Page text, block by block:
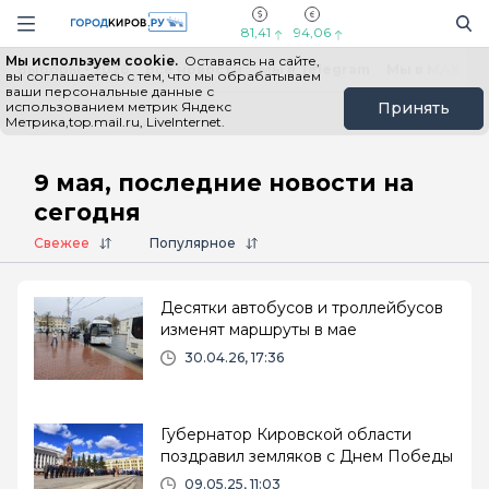
Навигация сайта
81,41 94,06
Мы используем cookie. Оставаясь на сайте,
вы соглашаетесь с тем, что мы обрабатываем
ваши персональные данные с
использованием метрик Яндекс
Метрика,top.mail.ru, LiveInternet.
Принять
Выборы - 2026 Все новости Мы в Telegram
Главная # 9 мая
9 мая, последние новости на
сегодня
Свежее Популярное
Десятки автобусов и троллейбусов
изменят маршруты в мае
30.04.26, 17:36
Губернатор Кировской области
поздравил земляков с Днем Победы
09.05.25, 11:03